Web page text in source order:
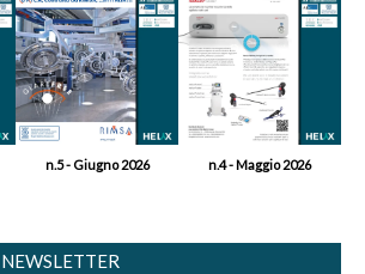
n.5 - Giugno 2026 n.4 - Maggio 2026